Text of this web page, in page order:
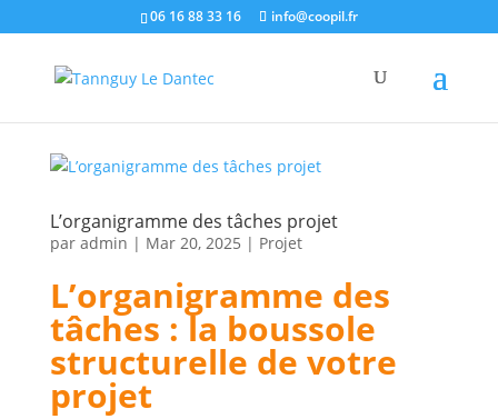
06 16 88 33 16 info@coopil.fr
L’organigramme des tâches projet
par admin | Mar 20, 2025 | Projet
L’organigramme des
tâches : la boussole
structurelle de votre
projet